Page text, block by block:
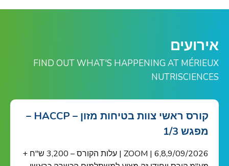
אירועים
FIND OUT WHAT'S HAPPENING AT MÉRIEUX
NUTRISCIENCES
קורס ראשי צוות בטיחות מזון – HACCP –
מפגש 1/3
6,8,9/09/2026 | ZOOM | עלות הקורס – 3,200 ש"ח +